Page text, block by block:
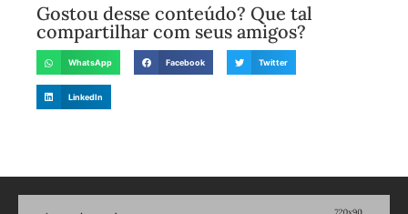
Gostou desse conteúdo? Que tal
compartilhar com seus amigos?
WhatsApp Facebook Twitter
LinkedIn